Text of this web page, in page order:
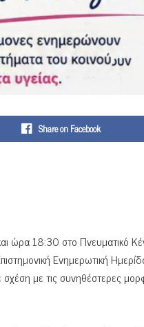
Share on Facebook
ώρα 18:30 στο Πνευματικό
Ενημερωτική
με τις συνηθέστερες